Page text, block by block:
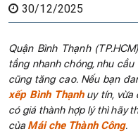
30/12/2025
Quận Bình Thạnh
tầng nhanh chóng, nhu
cũng tăng cao. Nếu bạn
xếp Bình Thạnhuy tín, vừa
có giá thành hợp lý thì hãy
của Mái che Thành Công.